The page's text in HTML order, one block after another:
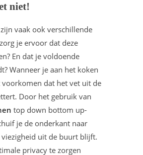
niet!
vaak ook verschillende
je ervoor dat deze
En dat je voldoende
Wanneer je aan het koken
voorkomen dat het vet uit de
Door het gebruik van
top down bottom up-
je de onderkant naar
uit de buurt blijft.
privacy te zorgen